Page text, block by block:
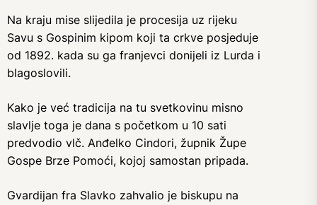
Na kraju mise slijedila je procesija uz rijeku
Savu s Gospinim kipom koji ta crkve posjeduje
od 1892. kada su ga franjevci donijeli iz Lurda i
blagoslovili.
Kako je već tradicija na tu svetkovinu misno
slavlje toga je dana s početkom u 10 sati
predvodio vlč. Anđelko Cindori, župnik Župe
Gospe Brze Pomoći, kojoj samostan pripada.
Gvardijan fra Slavko zahvalio je biskupu na